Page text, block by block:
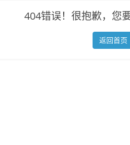
404错误！很抱歉，您
返回首页